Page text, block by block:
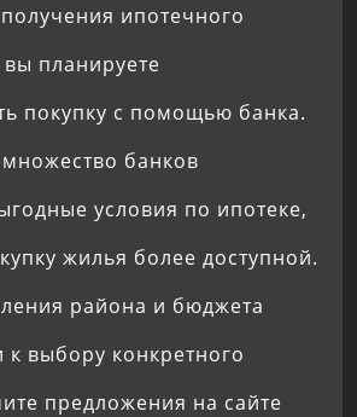
ипотечного
планируете
покупку с помощью банка.
банков
условия по ипотеке,
жилья более доступной.
района и бюджета
к выбору конкретного
предложения на сайте